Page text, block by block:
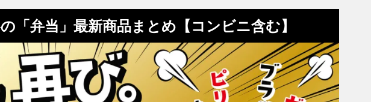
「弁当」最新商品まとめ【コンビニ含む】